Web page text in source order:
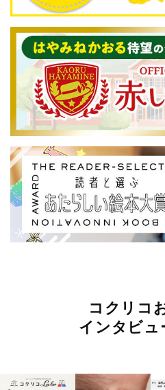
コクリコ
インタビュ